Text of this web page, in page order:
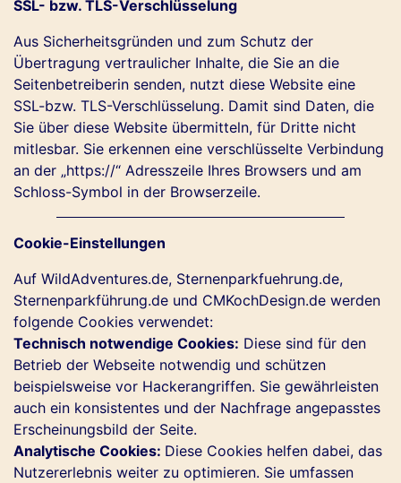
SSL- bzw. TLS-Verschlüsselung
Aus Sicherheitsgründen und zum Schutz der
Übertragung vertraulicher Inhalte, die Sie an die
Seitenbetreiberin senden, nutzt diese Website eine
SSL-bzw. TLS-Verschlüsselung. Damit sind Daten, die
Sie über diese Website übermitteln, für Dritte nicht
mitlesbar. Sie erkennen eine verschlüsselte Verbindung
an der „https://“ Adresszeile Ihres Browsers und am
Schloss-Symbol in der Browserzeile.
Cookie-Einstellungen
Auf WildAdventures.de, Sternenparkfuehrung.de,
Sternenparkführung.de und CMKochDesign.de werden
folgende Cookies verwendet:
Technisch notwendige Cookies: Diese sind für den
Betrieb der Webseite notwendig und schützen
beispielsweise vor Hackerangriffen. Sie gewährleisten
auch ein konsistentes und der Nachfrage angepasstes
Erscheinungsbild der Seite.
Analytische Cookies: Diese Cookies helfen dabei, das
Nutzererlebnis weiter zu optimieren. Sie umfassen